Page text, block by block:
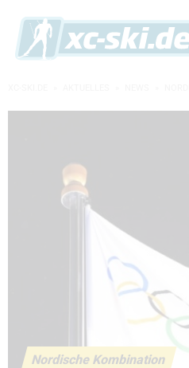
Nordische Kombination